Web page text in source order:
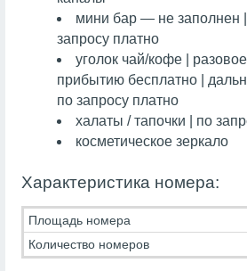
мини бар — не заполнен
запросу платно
уголок чай/кофе |
прибытию бесплатно |
по запросу платно
халаты / тапочки | по
косметическое зеркало
Характеристика номера:
Площадь номера
Количество номеров